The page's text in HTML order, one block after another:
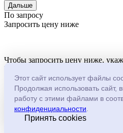
Дальше
По запросу
Запросить цену ниже
Чтобы запросить цену ниже,
Все остальные данные Вы
HDP-722
Код товара: 121368
Этот сайт использует файлы
Продолжая использовать сайт,
работу с этими файлами в
конфиденциальности
Принять cookies